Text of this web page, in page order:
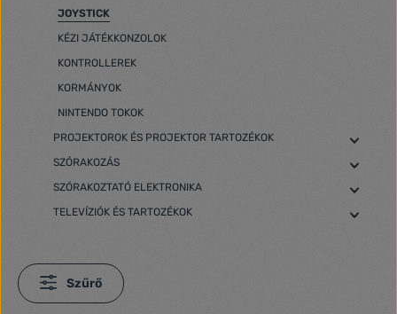
JOYSTICK
KÉZI JÁTÉKKONZOLOK
KONTROLLEREK
KORMÁNYOK
NINTENDO TOKOK
PROJEKTOROK ÉS PROJEKTOR TARTOZÉKOK
SZÓRAKOZÁS
SZÓRAKOZTATÓ ELEKTRONIKA
TELEVÍZIÓK ÉS TARTOZÉKOK
Szűrő